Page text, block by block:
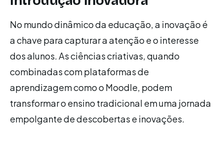
No mundo dinâmico da educação, a inovação é
a chave para capturar a atenção e o interesse
dos alunos. As ciências criativas, quando
combinadas com plataformas de
aprendizagem como o Moodle, podem
transformar o ensino tradicional em uma jornada
empolgante de descobertas e inovações.